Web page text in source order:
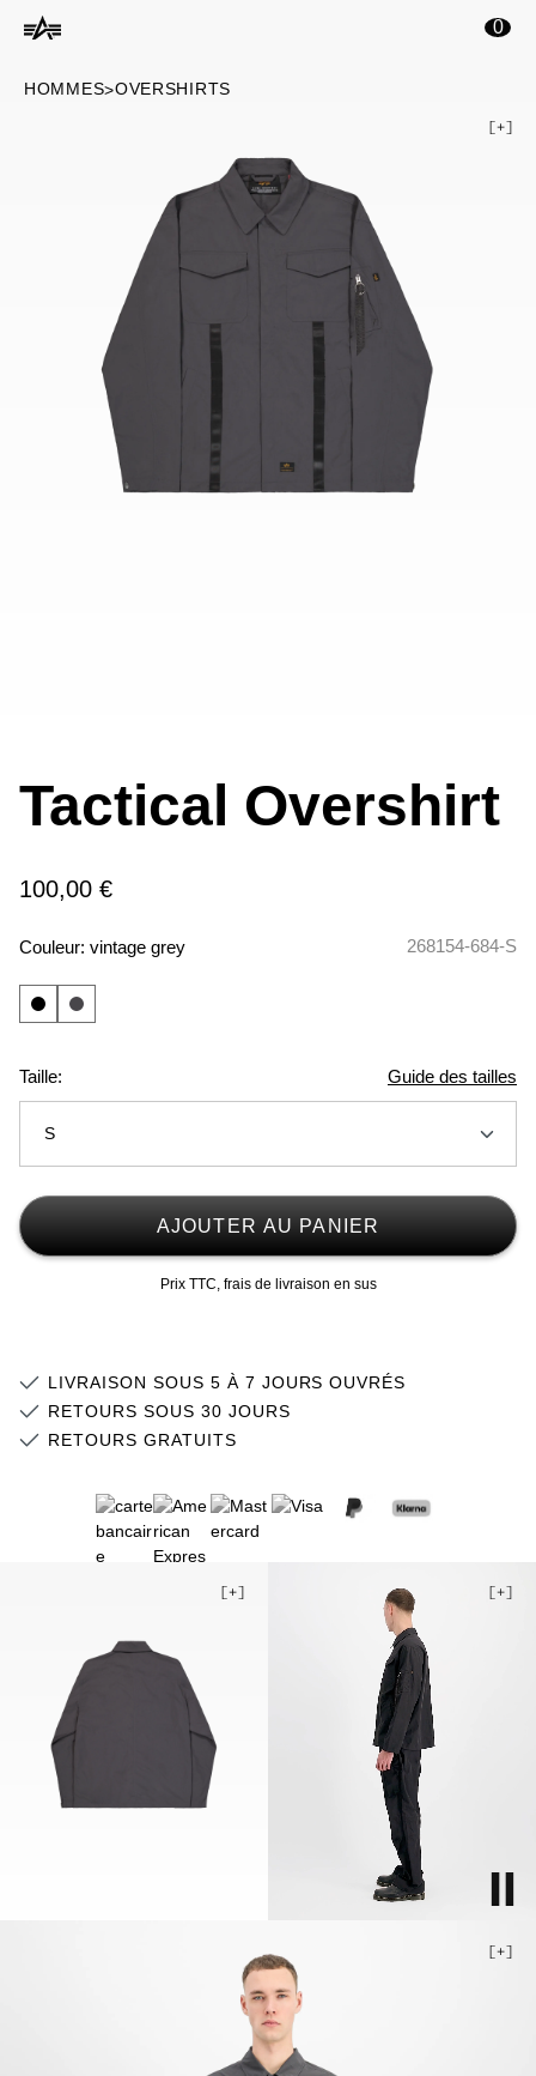
principal 0
HOMMES>OVERSHIRTS
Tactical Overshirt
100,00 €
Couleur: vintage grey 268154-684-S
Taille: Guide des tailles
S
S
XL
AJOUTER AU PANIER
Prix TTC, frais de livraison en sus
LIVRAISON SOUS 5 À 7 JOURS OUVRÉS
RETOURS SOUS 30 JOURS
RETOURS GRATUITS